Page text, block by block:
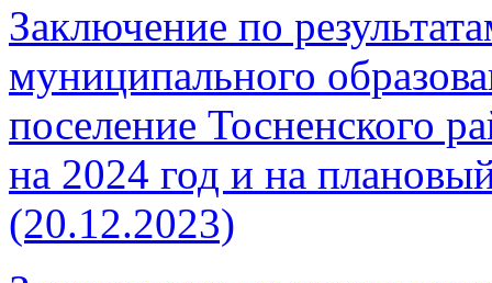
Заключение по
муниципального
поселение Тосненского
на 2024 год и на
(20.12.2023)